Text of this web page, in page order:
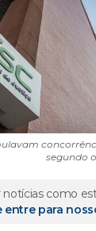
segundo
notícias como
entre para